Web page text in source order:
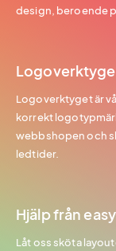
design, beroende
Logoverktyget är
korrekt
webbshopen och
ledtider.
Hjälp från
Låt oss sköta